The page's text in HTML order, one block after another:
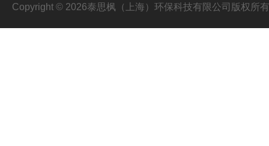
Copyright © 2026泰思枫（上海）环保科技有限公司版权